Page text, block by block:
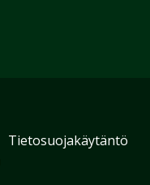
Tietosuojakäytäntö